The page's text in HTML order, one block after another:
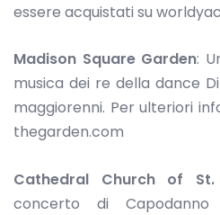
essere acquistati su
Madison Square Garden:
musica dei re della dance
maggiorenni. Per ulteriori
thegarden.com
Cathedral Church of
concerto di